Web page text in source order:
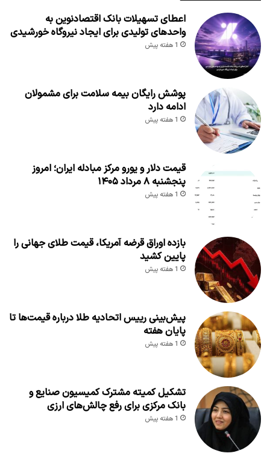
اعطای تسهیلات بانک اقتصادنوین به
واحدهای تولیدی برای ایجاد نیروگاه خورشیدی
1 هفته پیش
پوشش رایگان بیمه سلامت برای مشمولان
ادامه دارد
1 هفته پیش
قیمت دلار و یورو مرکز مبادله ایران؛ امروز
پنجشنبه ۸ مرداد ۱۴۰۵
1 هفته پیش
بازده اوراق قرضه آمریکا، قیمت طلای جهانی را
پایین کشید
1 هفته پیش
پیش‌بینی رییس اتحادیه طلا درباره قیمت‌ها تا
پایان هفته
1 هفته پیش
تشکیل کمیته مشترک کمیسیون صنایع و
بانک مرکزی برای رفع چالش‌های ارزی
1 هفته پیش